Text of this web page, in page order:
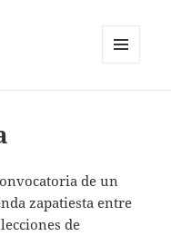
de un
zapatiesta entre
de